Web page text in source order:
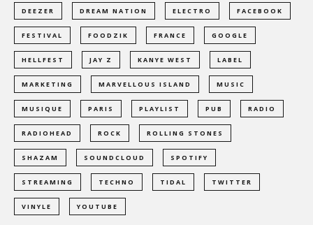
DEEZER DREAM NATION ELECTRO FACEBOOK
FESTIVAL FOODZIK FRANCE GOOGLE
HELLFEST JAY Z KANYE WEST LABEL
MARKETING MARVELLOUS ISLAND MUSIC
MUSIQUE PARIS PLAYLIST PUB RADIO
RADIOHEAD ROCK ROLLING STONES
SHAZAM SOUNDCLOUD SPOTIFY
STREAMING TECHNO TIDAL TWITTER
VINYLE YOUTUBE